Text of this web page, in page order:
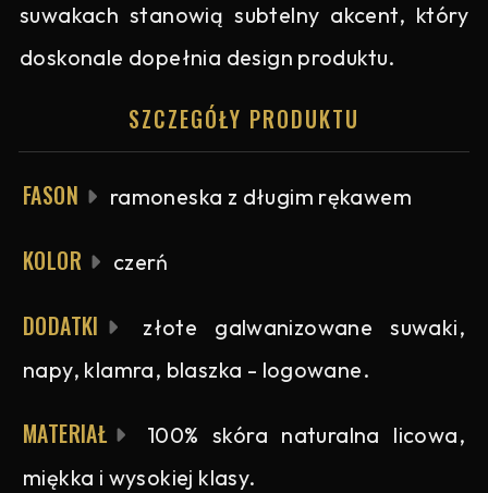
suwakach stanowią subtelny akcent, który
doskonale dopełnia design produktu.
SZCZEGÓŁY PRODUKTU
FASON ramoneska z długim rękawem
KOLOR czerń
DODATKI
złote galwanizowane suwaki,
napy, klamra, blaszka - logowane.
MATERIAŁ
100% skóra naturalna licowa,
miękka i wysokiej klasy.